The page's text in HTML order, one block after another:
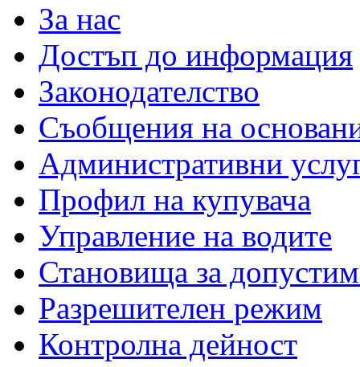
За нас
Достъп до информация
Законодателство
Съобщения на
Административни
Профил на купувача
Управление на водите
Становища за
Разрешителен режим
Контролна дейност